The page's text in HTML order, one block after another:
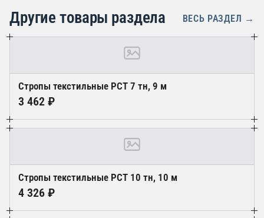
Другие товары раздела ВЕСЬ РАЗДЕЛ →
Стропы текстильные РСT 7 тн, 9 м
3 462 ₽
Стропы текстильные РСТ 10 тн, 10 м
4 326 ₽